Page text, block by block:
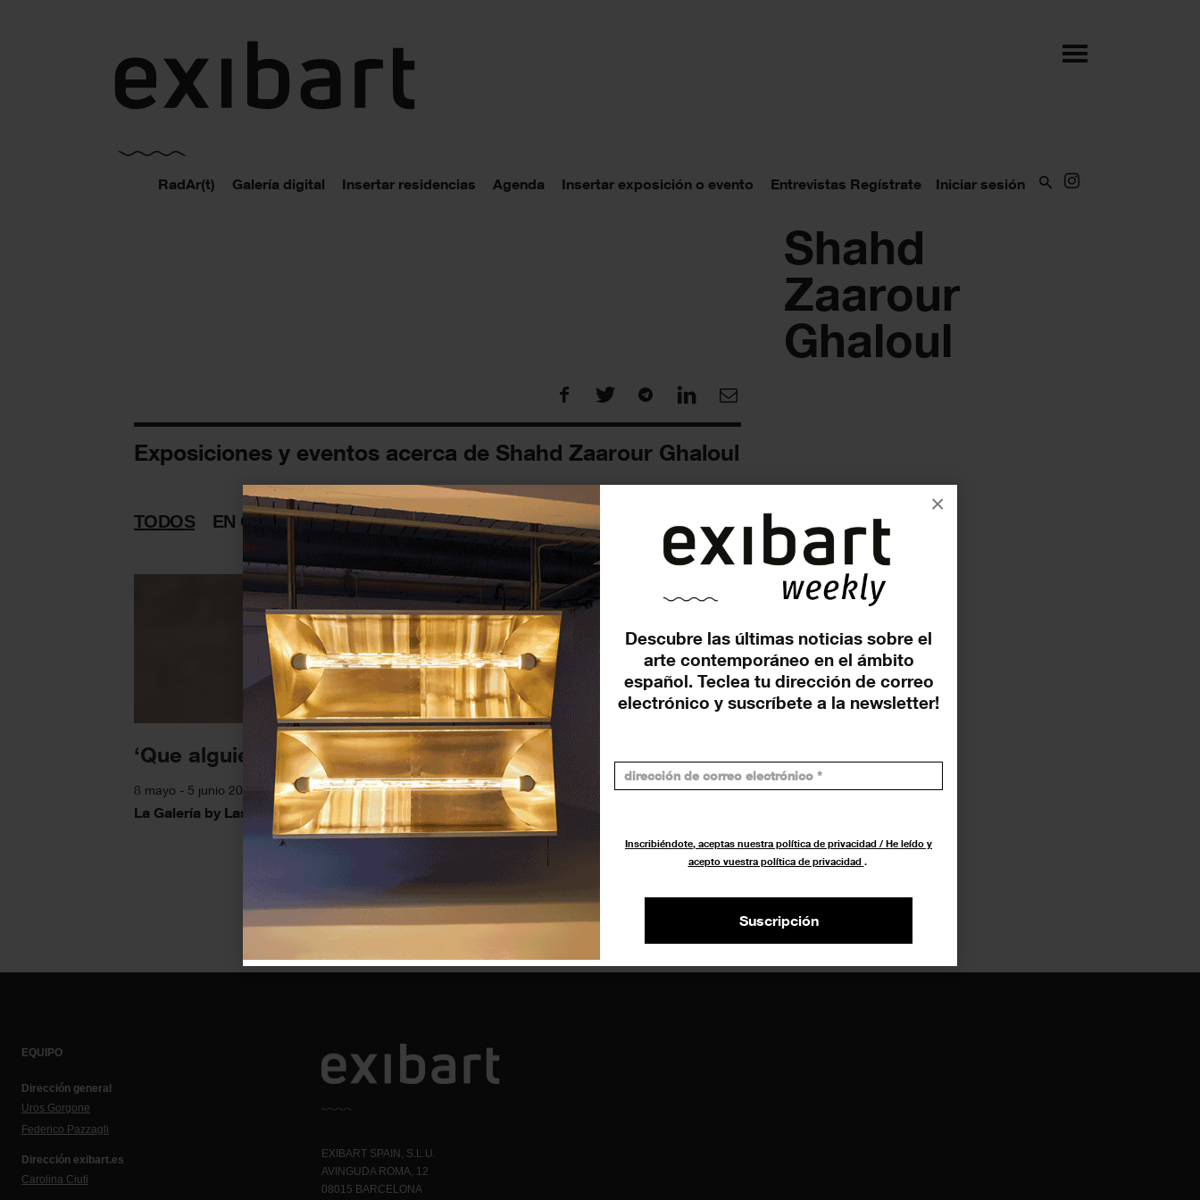
Descubre las últimas noticias sobre el
arte contemporáneo en el ámbito
español. Teclea tu dirección de correo
electrónico y suscríbete a la newsletter!
Inscribiéndote, aceptas nuestra política de privacidad / He leído y
acepto vuestra política de privacidad .
Suscripción
×
RadAr(t) Galería digital Insertar residencias Agenda Insertar exposición o evento Entrevistas Regístrate Iniciar sesión
Shahd
Zaarour
Ghaloul
Exposiciones y eventos acerca de Shahd Zaarour Ghaloul
TODOS EN CURSO PASADAS FUTURAS
‘Que alguien llame a alguien’
8 mayo - 5 junio 2025
La Galería by Lastcrit
EQUIPO
Dirección general
Uros Gorgone
Federico Pazzagli
Dirección exibart.es
Carolina Ciuti
EXIBART SPAIN, S.L.U.
AVINGUDA ROMA, 12
08015 BARCELONA